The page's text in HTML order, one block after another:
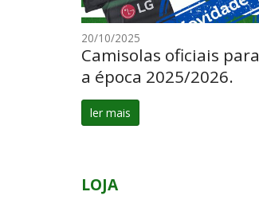
20/10/2025
Camisolas oficiais para
a época 2025/2026.
ler mais
LOJA